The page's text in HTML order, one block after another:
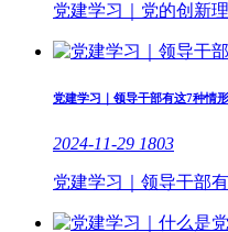
党建学习｜党的创新
党建学习｜领导干部有这7种情
2024-11-29 1803
党建学习｜领导干部